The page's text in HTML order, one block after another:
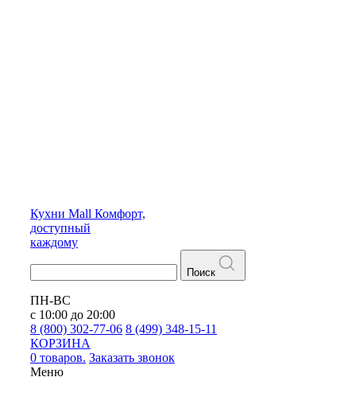
Кухни Mall Комфорт,
доступный
каждому
Поиск
ПН-ВС
с 10:00 до 20:00
8 (800) 302-77-06 8 (499) 348-15-11
КОРЗИНА
0 товаров. Заказать звонок
Меню